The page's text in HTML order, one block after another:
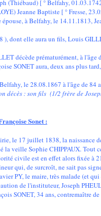
(Thiébaud) [ ° Belfahy,
Jeanne Baptiste [ ° Fresse,
épouse, à Belfahy, le 14.11.1813,
), dont elle aura un fils, Louis
décède prématurément, à l'âge
SONET aura, deux ans plus
le 28.08.1867 à l'âge de 84
décès : son fils (1/2 frère de
Sonet :
le 17 juillet 1838, la naissance
la veille Sophie CHIPPAUX. Tout
civile est en effet alors fixée à
qui, de surcroît, ne sait pas
PY, le maire, très malade (et
de l'instituteur, Joseph
SONET, 34 ans, contremaître